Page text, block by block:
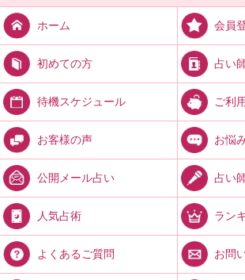
ホーム 会員
初めての方 占い
待機スケジュール ご利
お客様の声 お悩
公開メール占い 占い
人気占術 ラン
よくあるご質問 お問